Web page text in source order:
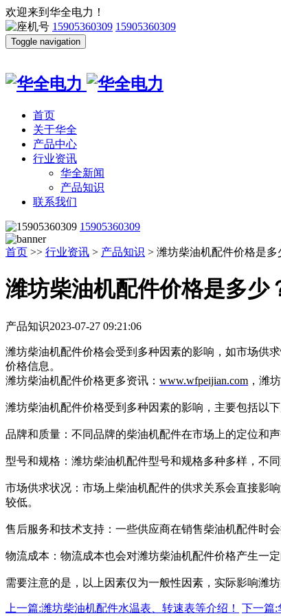
欢迎来到华全电力！
15905360309 15905360309
Toggle navigation
首页
关于华全
产品中心
行业资讯
华全新闻
产品知识
联系我们
15905360309
首页 >> 行业资讯 > 产品知识 > 潍坊柴油机配件价格是多
潍坊柴油机配件价格是多少
产品知识2023-07-27 09:21:06
潍坊柴油机配件价格会受到多种因素的影响，如市场供
价格信息。
潍坊柴油机配件价格更多资讯： www.wfpeijian.com ，潍
潍坊柴油机配件价格受到多种因素的影响，主要包括以下
品牌和质量：不同品牌的柴油机配件在市场上的定位和
型号和规格：潍坊柴油机配件型号和规格多种多样，不
市场供求状况：市场上柴油机配件的供求关系会直接影
较低。
售后服务和技术支持：一些供应商在销售柴油机配件时
物流成本：物流成本也会对潍坊柴油机配件价格产生一定
需要注意的是，以上因素仅为一般性因素，实际影响潍
上一篇:潍坊柴油机配件水温表、转速表等介绍！ 下一篇: